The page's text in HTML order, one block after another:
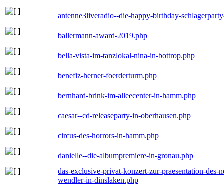
antenne3liveradio--die-happy-birthday-
ballermann-award-2019.php
bella-vista-im-tanzlokal-nina-in-bottrop.php
benefiz-herner-foerderturm.php
bernhard-brink-im-alleecenter-in-hamm.php
caesar--cd-releaseparty-in-oberhausen.php
circus-des-horrors-in-hamm.php
danielle--die-albumpremiere-in-gronau.php
das-exclusive-privat-konzert-zur-praesentation-
wendler-in-dinslaken.php